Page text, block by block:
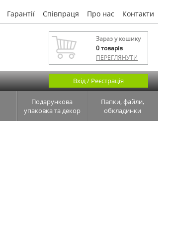
Гарантії Співпраця Про нас Контакти
Зараз у кошику
0товарів
ПЕРЕГЛЯНУТИ
Вхід / Реєстрація
Подарункова
упаковка та декор
Папки, файли,
обкладинки